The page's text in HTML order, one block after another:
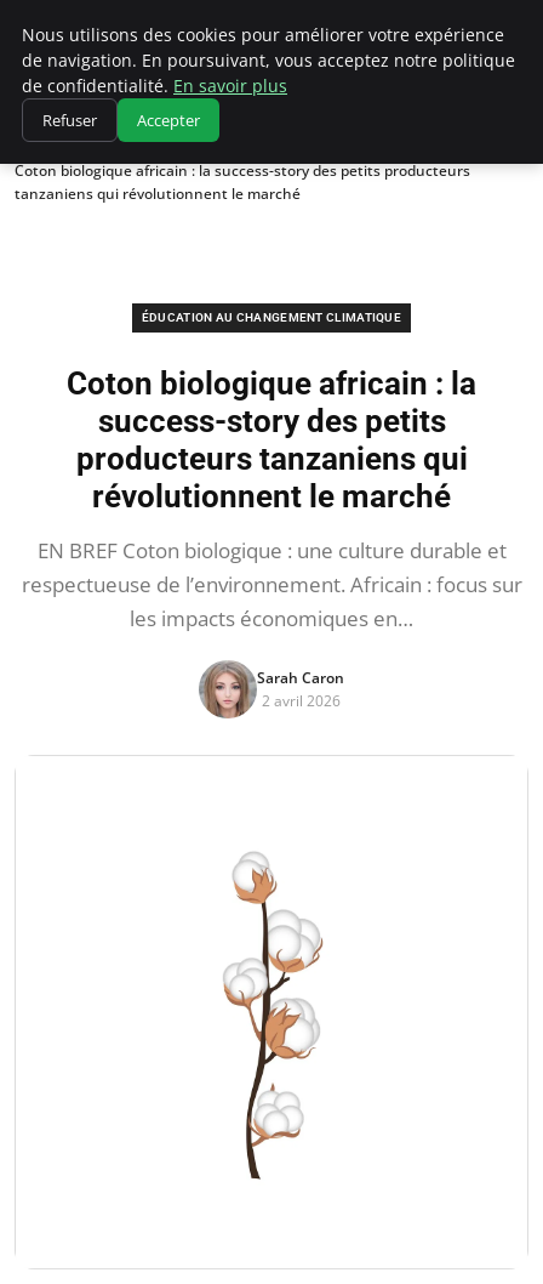
Climatedebtagents
Accueil
Éducation au changement climatique
Coton biologique africain : la success-story des petits producteurs
tanzaniens qui révolutionnent le marché
ÉDUCATION AU CHANGEMENT CLIMATIQUE
Coton biologique africain : la
success-story des petits
producteurs tanzaniens qui
révolutionnent le marché
EN BREF Coton biologique : une culture durable et
respectueuse de l’environnement. Africain : focus sur
les impacts économiques en…
Sarah Caron
2 avril 2026
Nous utilisons des cookies pour améliorer votre expérience
de navigation. En poursuivant, vous acceptez notre politique
de confidentialité. En savoir plus
Refuser Accepter